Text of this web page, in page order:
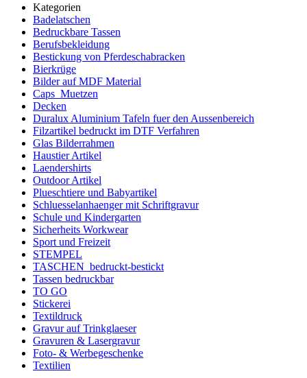
Kategorien
Badelatschen
Bedruckbare Tassen
Berufsbekleidung
Bestickung von Pferdeschabracken
Bierkrüge
Bilder auf MDF Material
Caps_Muetzen
Decken
Duralux Aluminium Tafeln fuer den Aussenbereich
Filzartikel bedruckt im DTF Verfahren
Glas Bilderrahmen
Haustier Artikel
Laendershirts
Outdoor Artikel
Plueschtiere und Babyartikel
Schluesselanhaenger mit Schriftgravur
Schule und Kindergarten
Sicherheits Workwear
Sport und Freizeit
STEMPEL
TASCHEN_bedruckt-bestickt
Tassen bedruckbar
TO GO
Stickerei
Textildruck
Gravur auf Trinkglaeser
Gravuren & Lasergravur
Foto- & Werbegeschenke
Textilien